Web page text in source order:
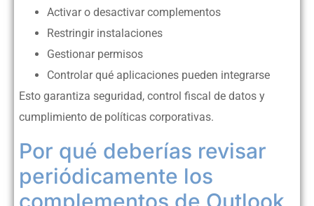
Activar o desactivar complementos
Restringir instalaciones
Gestionar permisos
Controlar qué aplicaciones pueden integrarse
Esto garantiza seguridad, control fiscal de datos y
cumplimiento de políticas corporativas.
Por qué deberías revisar
periódicamente los
complementos de Outlook